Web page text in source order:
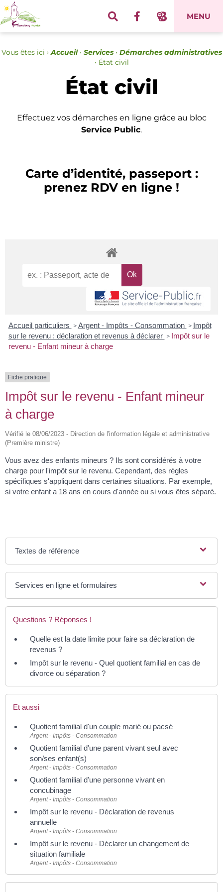
MENU
Vous êtes ici › Accueil• Services• Démarches administratives
• État civil
État civil
Effectuez vos démarches en ligne grâce au bloc
Service Public.
Carte d’identité, passeport :
prenez RDV en ligne !
Accueil particuliers > Argent - Impôts - Consommation > Impôt
sur le revenu : déclaration et revenus à déclarer > Impôt sur le
revenu - Enfant mineur à charge
Fiche pratique
Impôt sur le revenu - Enfant mineur
à charge
Vérifié le 08/06/2023 - Direction de l'information légale et administrative
(Première ministre)
Vous avez des enfants mineurs ? Ils sont considérés à votre
charge pour l'impôt sur le revenu. Cependant, des règles
spécifiques s'appliquent dans certaines situations. Par exemple,
si votre enfant a 18 ans en cours d'année ou si vous êtes séparé.
Textes de référence
Services en ligne et formulaires
Questions ? Réponses !
Quelle est la date limite pour faire sa déclaration de
revenus ?
Impôt sur le revenu - Quel quotient familial en cas de
divorce ou séparation ?
Et aussi
Quotient familial d'un couple marié ou pacsé
Argent - Impôts - Consommation
Quotient familial d'une parent vivant seul avec
son/ses enfant(s)
Argent - Impôts - Consommation
Quotient familial d'une personne vivant en
concubinage
Argent - Impôts - Consommation
Impôt sur le revenu - Déclaration de revenus
annuelle
Argent - Impôts - Consommation
Impôt sur le revenu - Déclarer un changement de
situation familiale
Argent - Impôts - Consommation
Panneau de gestion des cookies